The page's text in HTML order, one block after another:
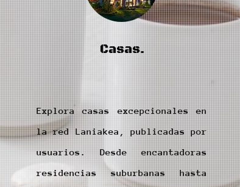
Casas.
Explora casas excepcionales en
la red Laniakea, publicadas por
usuarios. Desde encantadoras
residencias suburbanas hasta